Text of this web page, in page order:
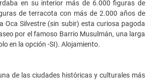
en su interior más de 6.000 figuras de
de terracota con más de 2.000 años de
Oca Silvestre (sin subir) esta curiosa pagoda
por el famoso Barrio Musulmán, una larga
en la opción -SI). Alojamiento.
de las ciudades históricas y culturales más